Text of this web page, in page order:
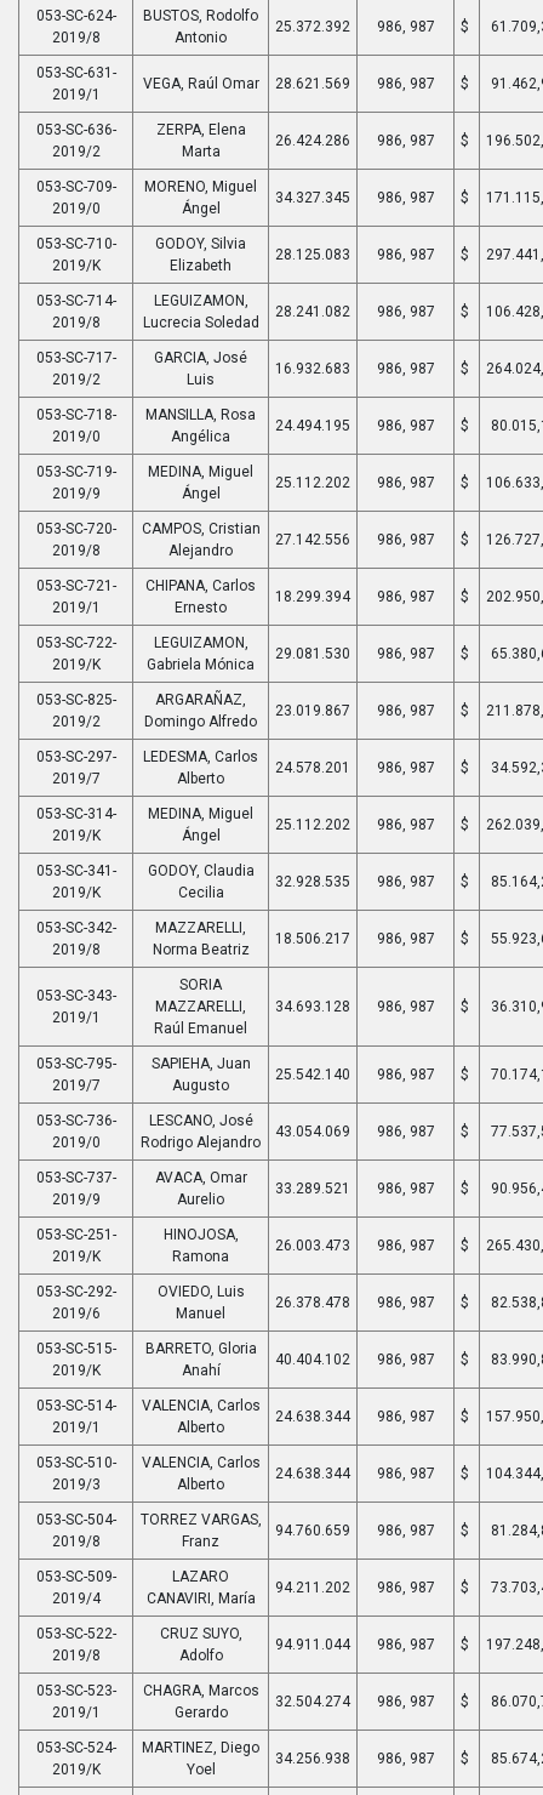
053-SC-624-
2019/8
BUSTOS, Rodolfo
Antonio
25.372.392 986, 987 $
053-SC-631-
2019/1
VEGA, Raúl Omar 28.621.569 986, 987 $
053-SC-636-
2019/2
ZERPA, Elena
Marta
26.424.286 986, 987 $
053-SC-709-
2019/0
MORENO, Miguel
Ángel
34.327.345 986, 987 $
053-SC-710-
2019/K
GODOY, Silvia
Elizabeth
28.125.083 986, 987 $
053-SC-714-
2019/8
LEGUIZAMON,
Lucrecia Soledad
28.241.082 986, 987 $
053-SC-717-
2019/2
GARCIA, José
Luis
16.932.683 986, 987 $
053-SC-718-
2019/0
MANSILLA, Rosa
Angélica
24.494.195 986, 987 $
053-SC-719-
2019/9
MEDINA, Miguel
Ángel
25.112.202 986, 987 $
053-SC-720-
2019/8
CAMPOS, Cristian
Alejandro
27.142.556 986, 987 $
053-SC-721-
2019/1
CHIPANA, Carlos
Ernesto
18.299.394 986, 987 $
053-SC-722-
2019/K
LEGUIZAMON,
Gabriela Mónica
29.081.530 986, 987 $
053-SC-825-
2019/2
ARGARAÑAZ,
Domingo Alfredo
23.019.867 986, 987 $
053-SC-297-
2019/7
LEDESMA, Carlos
Alberto
24.578.201 986, 987 $
053-SC-314-
2019/K
MEDINA, Miguel
Ángel
25.112.202 986, 987 $
053-SC-341-
2019/K
GODOY, Claudia
Cecilia
32.928.535 986, 987 $
053-SC-342-
2019/8
MAZZARELLI,
Norma Beatriz
18.506.217 986, 987 $
053-SC-343-
2019/1
SORIA
MAZZARELLI,
Raúl Emanuel
34.693.128 986, 987 $
053-SC-795-
2019/7
SAPIEHA, Juan
Augusto
25.542.140 986, 987 $
053-SC-736-
2019/0
LESCANO, José
Rodrigo Alejandro
43.054.069 986, 987 $
053-SC-737-
2019/9
AVACA, Omar
Aurelio
33.289.521 986, 987 $
053-SC-251-
2019/K
HINOJOSA,
Ramona
26.003.473 986, 987 $
053-SC-292-
2019/6
OVIEDO, Luis
Manuel
26.378.478 986, 987 $
053-SC-515-
2019/K
BARRETO, Gloria
Anahí
40.404.102 986, 987 $
053-SC-514-
2019/1
VALENCIA, Carlos
Alberto
24.638.344 986, 987 $
053-SC-510-
2019/3
VALENCIA, Carlos
Alberto
24.638.344 986, 987 $
053-SC-504-
2019/8
TORREZ VARGAS,
Franz
94.760.659 986, 987 $
053-SC-509-
2019/4
LAZARO
CANAVIRI, María
94.211.202 986, 987 $
053-SC-522-
2019/8
CRUZ SUYO,
Adolfo
94.911.044 986, 987 $
053-SC-523-
2019/1
CHAGRA, Marcos
Gerardo
32.504.274 986, 987 $
053-SC-524-
2019/K
MARTINEZ, Diego
Yoel
34.256.938 986, 987 $